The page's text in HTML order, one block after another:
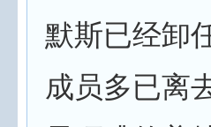
默斯已经卸
成员多已离